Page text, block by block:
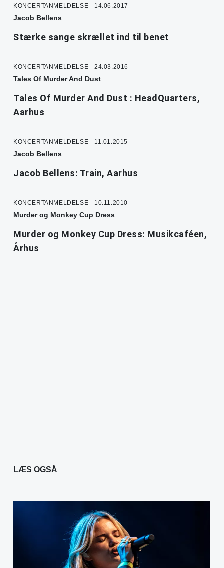
KONCERTANMELDELSE - 14.06.2017
Jacob Bellens
Stærke sange skrællet ind til benet
KONCERTANMELDELSE - 24.03.2016
Tales Of Murder And Dust
Tales Of Murder And Dust : HeadQuarters,
Aarhus
KONCERTANMELDELSE - 11.01.2015
Jacob Bellens
Jacob Bellens: Train, Aarhus
KONCERTANMELDELSE - 10.11.2010
Murder og Monkey Cup Dress
Murder og Monkey Cup Dress: Musikcaféen,
Århus
LÆS OGSÅ